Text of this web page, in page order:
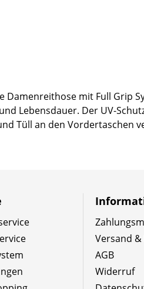
Damenreithose mit Full
Lebensdauer. Der UV-
Tüll an den Vordertaschen
Versand
AGB
Widerruf